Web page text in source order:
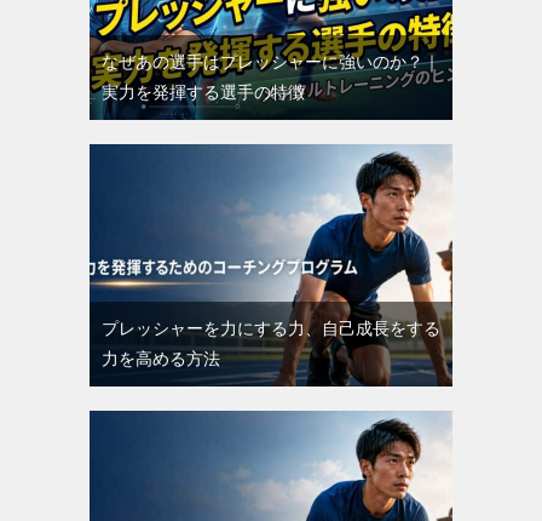
なぜあの選手はプレッシャーに強いのか？｜
実力を発揮する選手の特徴
プレッシャーを力にする力、自己成長をする
力を高める方法